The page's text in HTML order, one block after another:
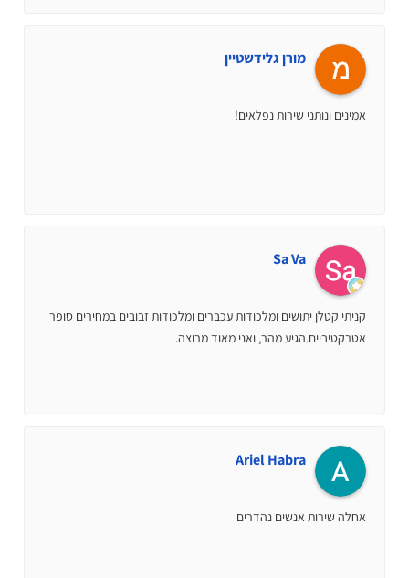
מורן גלידשטיין
אמינים ונותני שירות נפלאים!
Sa Va
קניתי קטלן יתושים ומלכודות עכברים ומלכודות זבובים במחירים סופר
אטרקטיביים.הגיע מהר, ואני מאוד מרוצה.
Ariel Habra
אחלה שירות אנשים נהדרים